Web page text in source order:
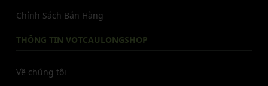
Chính Sách Bán Hàng
THÔNG TIN VOTCAULONGSHOP
Về chúng tôi